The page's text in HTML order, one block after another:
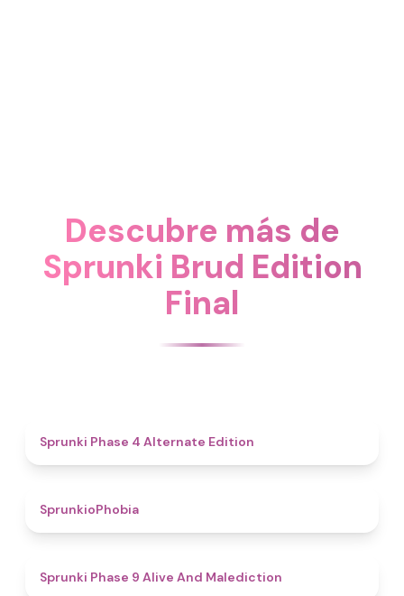
Descubre más de
Sprunki Brud Edition
Final
Sprunki Phase 4 Alternate Edition
SprunkioPhobia
Sprunki Phase 9 Alive And Malediction